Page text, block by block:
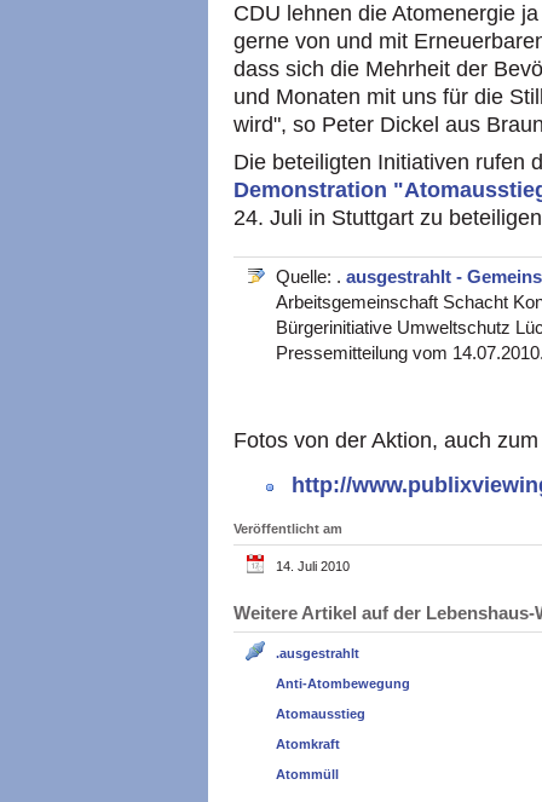
CDU lehnen die Atomenergie
gerne von und mit
dass sich die Mehrheit der
und Monaten mit uns für die
wird", so Peter Dickel aus
Die beteiligten Initiativen rufen
Demonstration
24. Juli in Stuttgart zu
Quelle: . ausgestrahlt -
Arbeitsgemeinschaft Schacht
Bürgerinitiative Umweltschutz
Pressemitteilung vom
Fotos von der Aktion, auch
http://
Veröffentlicht am
14. Juli 2010
Weitere Artikel auf der
.ausgestrahlt
Anti-Atombewegung
Atomausstieg
Atomkraft
Atommüll